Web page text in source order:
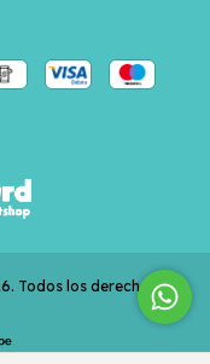
Todos los derechos